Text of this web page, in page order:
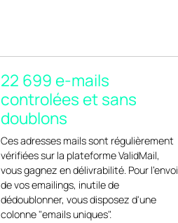
22 699 e-mails
controlées et sans
doublons
Ces adresses mails sont régulièrement
vérifiées sur la plateforme ValidMail,
vous gagnez en délivrabilité. Pour l'envoi
de vos emailings, inutile de
dédoublonner, vous disposez d'une
colonne "emails uniques".